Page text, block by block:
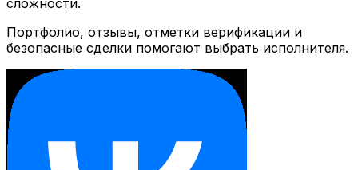
сложности.
Портфолио, отзывы, отметки верификации и
безопасные сделки помогают выбрать исполнителя.